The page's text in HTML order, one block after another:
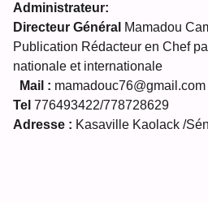
Administrateur:
Directeur Général Mamadou
Publication Rédacteur en Chef
nationale et internationale
Mail : mamadouc76@gmail.com
Tel 776493422/778728629
Adresse : Kasaville Kaolack /